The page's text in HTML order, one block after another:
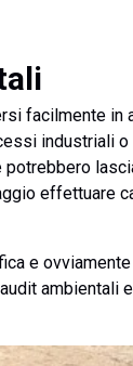
facilmente
industriali
effettuare
e
ambientali